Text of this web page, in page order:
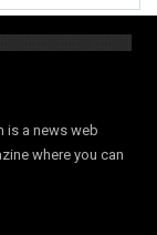
is a news web
where you can